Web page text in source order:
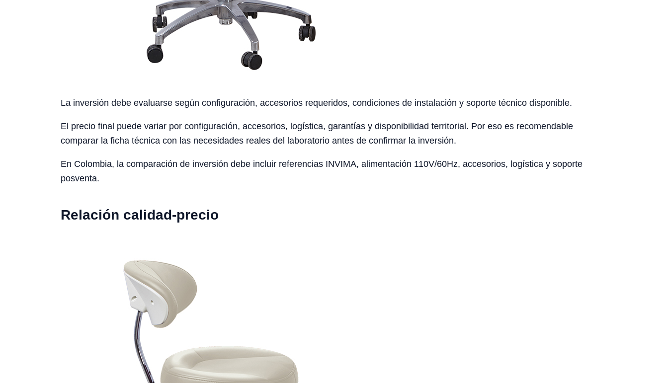
La inversión debe evaluarse según configuración, accesorios requeridos, condiciones de instalación y soporte técnico disponible.
El precio final puede variar por configuración, accesorios, logística, garantías y disponibilidad territorial. Por eso es recomendable
comparar la ficha técnica con las necesidades reales del laboratorio antes de confirmar la inversión.
En Colombia, la comparación de inversión debe incluir referencias INVIMA, alimentación 110V/60Hz, accesorios, logística y soporte
posventa.
Relación calidad-precio